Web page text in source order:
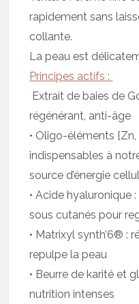
rapidement sans
collante.
La peau est
Principes actifs :
Extrait de baies de
régénérant, anti-âge
• Oligo-éléments
indispensables à
source d’énergie
• Acide hyaluronique
sous cutanés pour
• Matrixyl synth’6® :
repulpe la peau
• Beurre de karité et
nutrition intenses